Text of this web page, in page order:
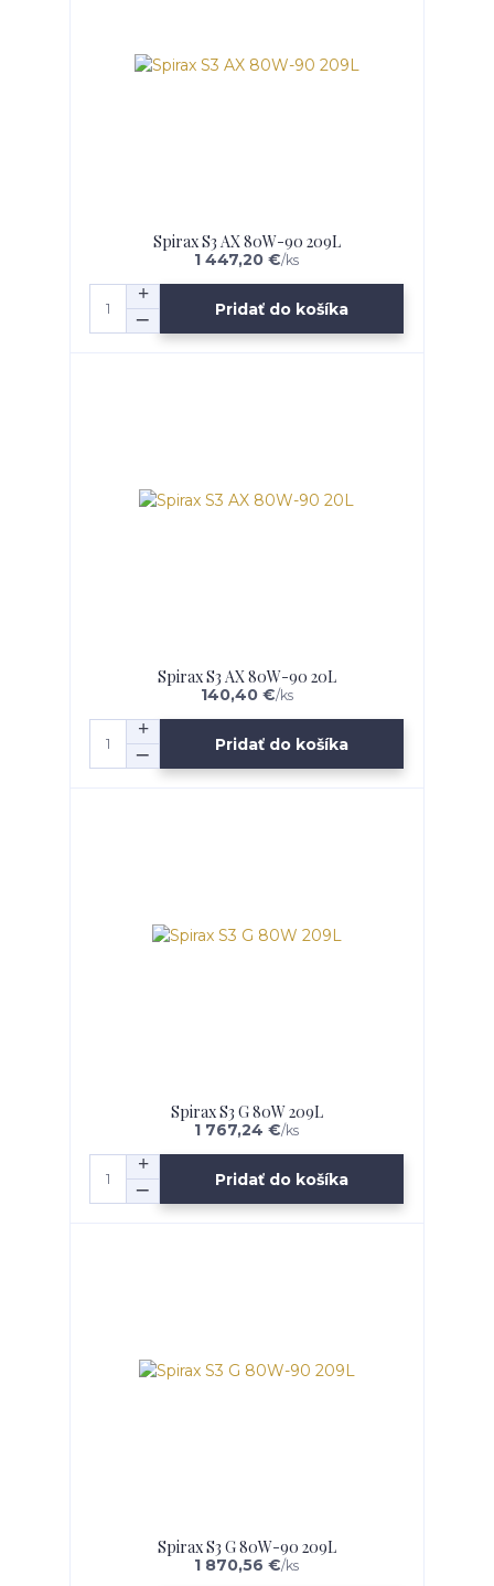
Spirax S3 AX 80W-90 209L
1 447,20 €/ks
Pridať do košíka
Spirax S3 AX 80W-90 20L
140,40 €/ks
Pridať do košíka
Spirax S3 G 80W 209L
1 767,24 €/ks
Pridať do košíka
Spirax S3 G 80W-90 209L
1 870,56 €/ks